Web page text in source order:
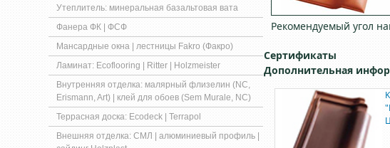
Утеплитель: минеральная базальтовая вата
Фанера ФК | ФСФ
Мансардные окна | лестницы Fakro (Факро)
Ламинат: Ecoflooring | Ritter | Holzmeister
Внутренняя отделка: малярный флизелин (NC,
Erismann, Art) | клей для обоев (Sem Murale, NC)
Террасная доска: Ecodeck | Terrapol
Внешняя отделка: СМЛ | алюминиевый профиль |
Рекомендуемый угол
Сертификаты
Дополнительная